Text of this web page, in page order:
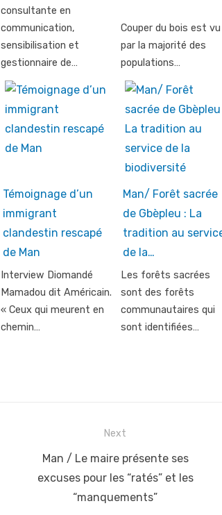
consultante en
communication,
sensibilisation et
gestionnaire de…
Couper du bois est vu
par la majorité des
populations…
Témoignage d’un
immigrant
clandestin rescapé
de Man
Interview Diomandé
Mamadou dit Américain.
« Ceux qui meurent en
chemin…
Man/ Forêt sacrée
de Gbèpleu : La
tradition au
de la…
Les forêts sacrées
sont des forêts
communautaires qui
sont identifiées…
Next
Next
post:
Man / Le maire présente ses
excuses pour les “ratés” et les
“manquements”